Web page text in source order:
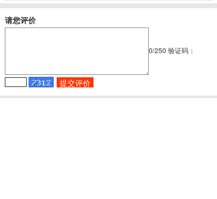
请您评价
0/250 验证码：